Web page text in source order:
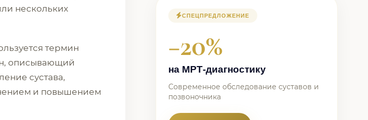
нескольких
термин
описывающий
сустава,
и повышением
СПЕЦПРЕДЛОЖЕНИЕ
−20%
на МРТ-диагностику
Современное обследование суставов и
позвоночника